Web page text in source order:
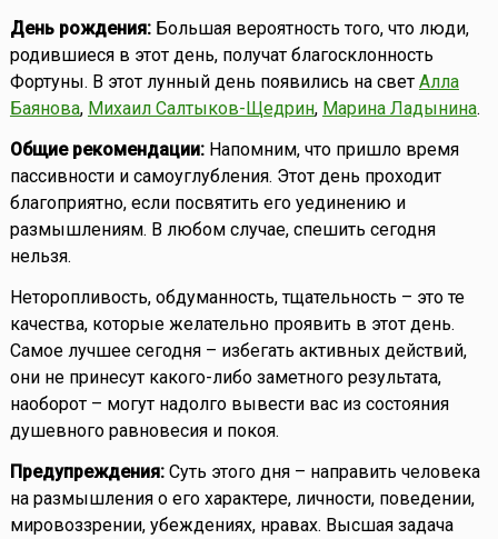
День рождения:Большая вероятность того, что люди,
родившиеся в этот день, получат благосклонность
Фортуны. В этот лунный день появились на свет Алла
Баянова, Михаил Салтыков-Щедрин, Марина Ладынина.
Общие рекомендации:Напомним, что пришло время
пассивности и самоуглубления. Этот день проходит
благоприятно, если посвятить его уединению и
размышлениям. В любом случае, спешить сегодня
нельзя.
Неторопливость, обдуманность, тщательность – это те
качества, которые желательно проявить в этот день.
Самое лучшее сегодня – избегать активных действий,
они не принесут какого-либо заметного результата,
наоборот – могут надолго вывести вас из состояния
душевного равновесия и покоя.
Предупреждения:Суть этого дня – направить человека
на размышления о его характере, личности, поведении,
мировоззрении, убеждениях, нравах. Высшая задача